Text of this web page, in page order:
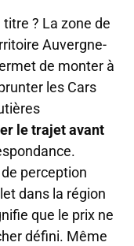
? La zone de
Auvergne-
de monter à
les Cars
le trajet avant
perception
dans la région
que le prix ne
défini. Même